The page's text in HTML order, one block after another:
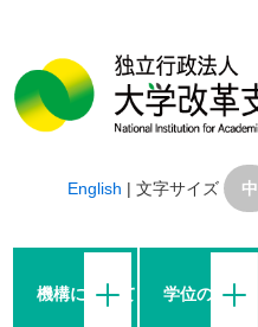
English | 文字サイズ 中
機構について 学位の授与